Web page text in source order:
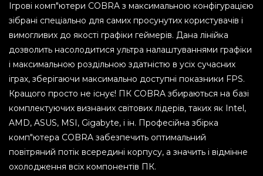
Ігрові комп"ютери COBRA з максимальною конфігурацією
зібрані спеціально для самих просунутих користувачів і
вимогливих до якості графіки геймерів. Дана лінійка
дозволить насолодитися ультра налаштуваннями графіки
і максимальною роздільною здатністю в усіх сучасних
іграх, зберігаючи максимально доступні показники FPS.
Кращого просто не існує! ПК COBRA збираються на базі
комплектуючих визнаних світових лідерів, таких як Intel,
AMD, ASUS, MSI, Gigabyte, і ін. Професійна збірка
комп"ютера COBRA забезпечить оптимальний
повітряний потік всередині корпусу, а значить і відмінне
охолодження всіх компонентів ПК.